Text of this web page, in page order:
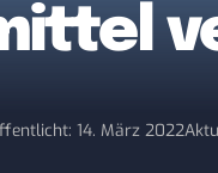
14. März 2022